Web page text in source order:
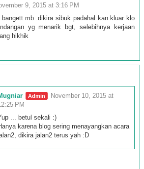
9, 2015 at 3:16 PM
bangett mb..dikira sibuk padahal kan kluar klo
yg menarik bgt, selebihnya kerjaan
hikhik
November 10, 2015 at
PM
... betul sekali :)
karena blog sering menayangkan acara
dikira jalan2 terus yah :D